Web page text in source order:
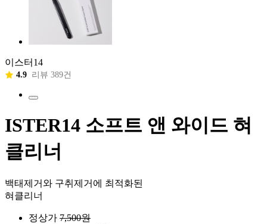
이스터14
4.9 리뷰 389건
ISTER14 소프트 앤 와이드 혀
클리너
백태제거와 구취제거에 최적화된
혀클리너
정상가 7,500원